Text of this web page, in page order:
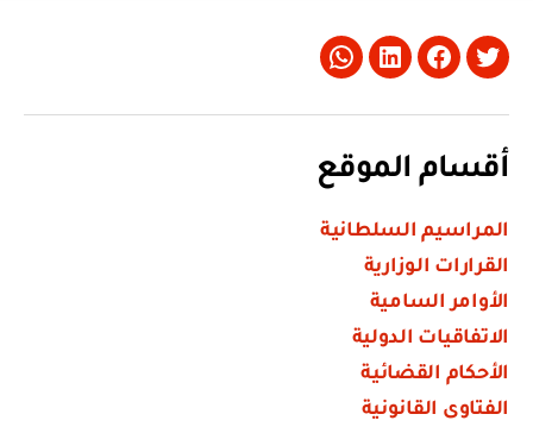
Twitter
Facebook
LinkedIn
Whatsapp
أقسام الموقع
المراسيم السلطانية
القرارات الوزارية
الأوامر السامية
الاتفاقيات الدولية
الأحكام القضائية
الفتاوى القانونية